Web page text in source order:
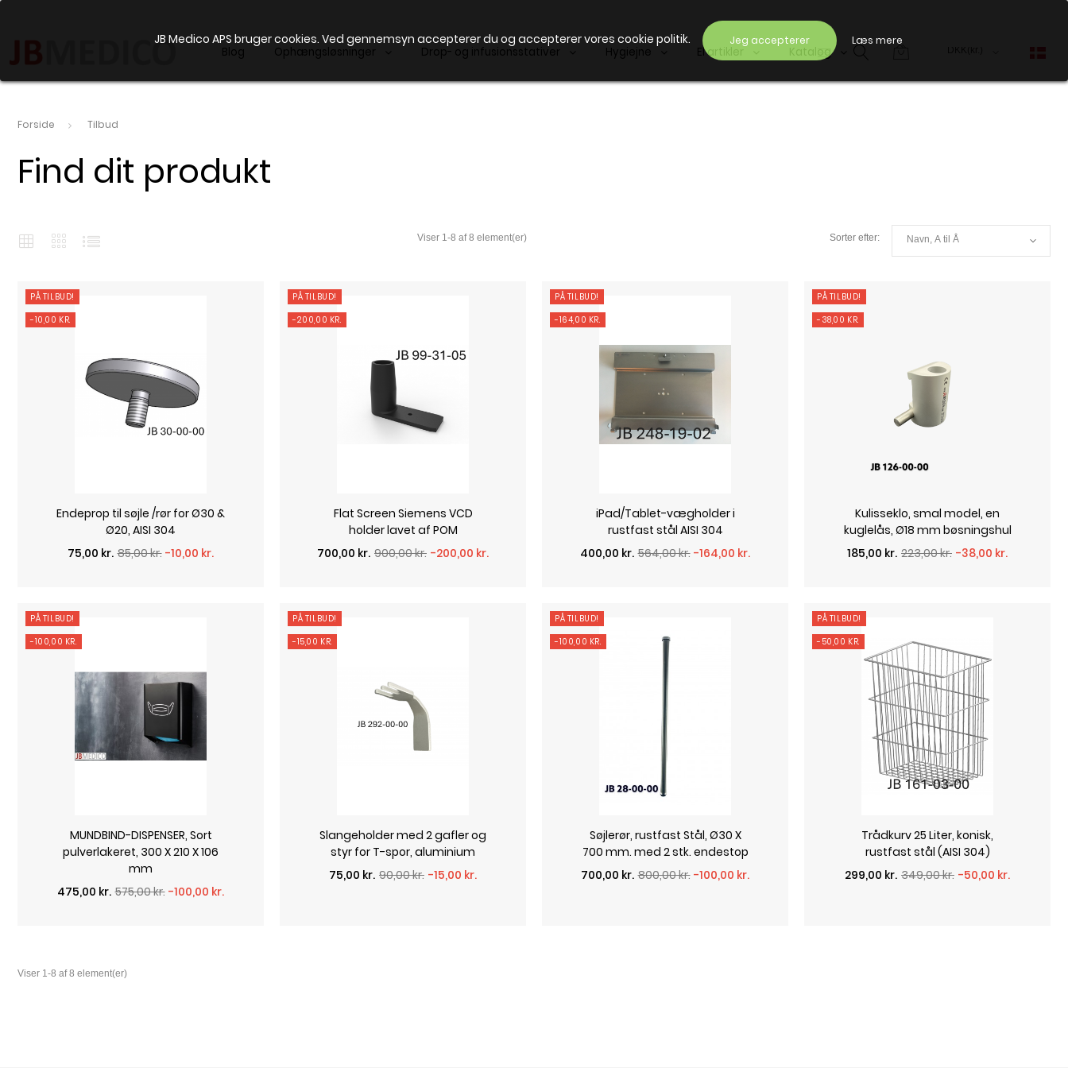
JB Medico APS bruger cookies. Ved gennemsyn accepterer du og accepterer vores cookie politik. Jeg accepterer Læs mere
Blog Ophængsløsninger Drop- og infusionsstativer Hygiejne El artikler Katalog
Forside Tilbud
Find dit produkt
PÅ TILBUD!
-10,00 KR.
Endeprop til søjle /rør for Ø30 &
Ø20, AISI 304
Normalpris85,00 kr. -10,00 kr.
Pris
75,00 kr.
PÅ TILBUD!
-200,00 KR.
Flat Screen Siemens VCD
holder lavet af POM
Normalpris900,00 kr. -200,00 kr.
Pris
700,00 kr.
PÅ TILBUD!
-164,00 KR.
iPad/Tablet-vægholder i
rustfast stål AISI 304
Normalpris564,00 kr. -164,00 kr.
Pris
400,00 kr.
PÅ TILBUD!
-38,00 KR.
Kulisseklo, smal model, en
kuglelås, Ø18 mm bøsningshul
Normalpris223,00 kr. -38,00 kr.
Pris
185,00 kr.
PÅ TILBUD!
-100,00 KR.
MUNDBIND-DISPENSER, Sort
pulverlakeret, 300 X 210 X 106
mm
Normalpris575,00 kr. -100,00 kr.
Pris
475,00 kr.
PÅ TILBUD!
-15,00 KR.
Slangeholder med 2 gafler og
styr for T-spor, aluminium
Normalpris90,00 kr. -15,00 kr.
Pris
75,00 kr.
PÅ TILBUD!
-100,00 KR.
Søjlerør, rustfast Stål, Ø30 X
700 mm. med 2 stk. endestop
Normalpris800,00 kr. -100,00 kr.
Pris
700,00 kr.
PÅ TILBUD!
-50,00 KR.
Trådkurv 25 Liter, konisk,
rustfast stål (AISI 304)
Normalpris349,00 kr. -50,00 kr.
Pris
299,00 kr.